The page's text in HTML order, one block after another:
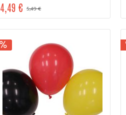
5,49 €
4,49 €